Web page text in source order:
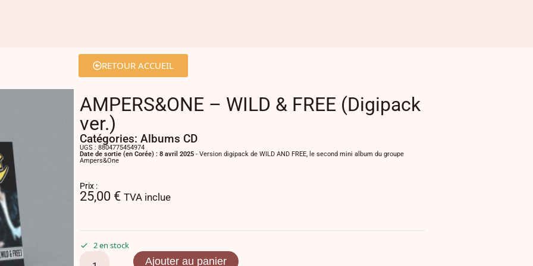
RETOUR ACCUEIL
AMPERS&ONE – WILD & FREE (Digipack
ver.)
Catégories: Albums CD
UGS : 8804775454974
Date de sortie (en Corée) : 8 avril 2025 - Version digipack de WILD AND FREE, le second mini album du groupe
Ampers&One
Prix :
25,00 € TVA inclue
2 en stock
Ajouter au panier